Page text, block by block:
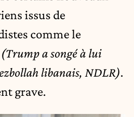
issus de
comme le
(Trump a songé à lui
libanais, NDLR).
grave.